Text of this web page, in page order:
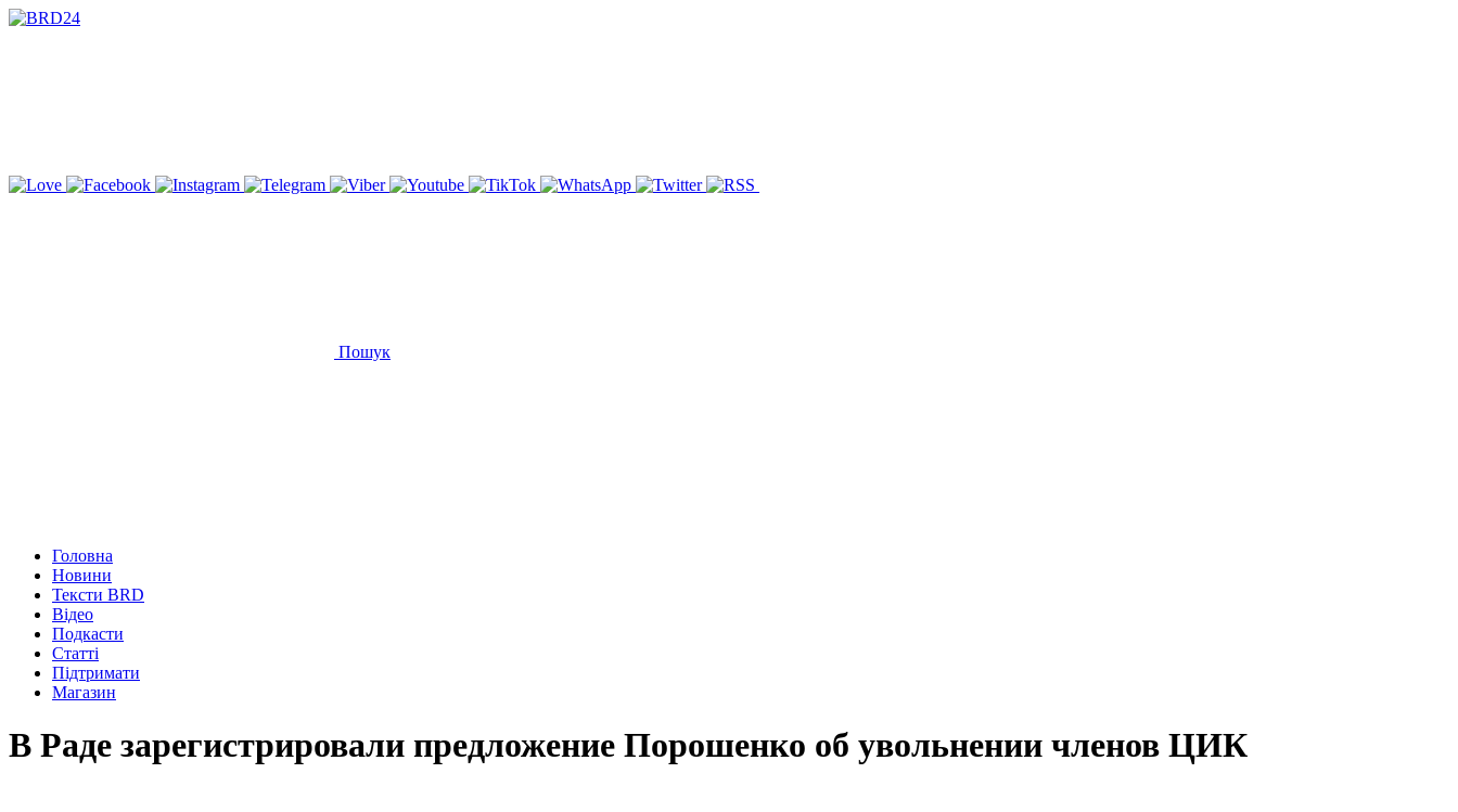
Пошук
Головна
Новини
Тексти BRD
Відео
Подкасти
Статті
Підтримати
Магазин
В Раде зарегистрировали предложение Порошенко об увольнении членов ЦИК